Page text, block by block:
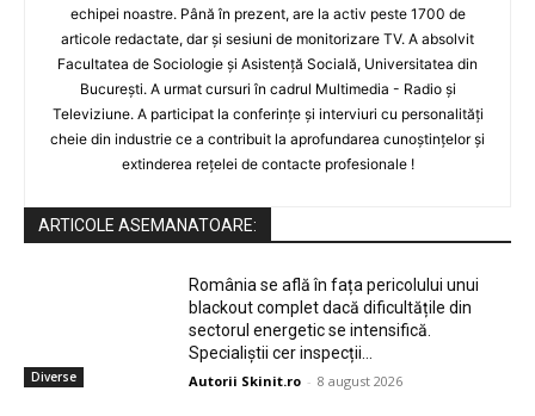
echipei noastre. Până în prezent, are la activ peste 1700 de
articole redactate, dar și sesiuni de monitorizare TV. A absolvit
Facultatea de Sociologie și Asistență Socială, Universitatea din
București. A urmat cursuri în cadrul Multimedia - Radio și
Televiziune. A participat la conferințe și interviuri cu personalități
cheie din industrie ce a contribuit la aprofundarea cunoștințelor și
extinderea rețelei de contacte profesionale !
ARTICOLE ASEMANATOARE:
Diverse
România se află în fața pericolului unui
blackout complet dacă dificultățile din
sectorul energetic se intensifică.
Specialiștii cer inspecții…
Autorii Skinit.ro - 8 august 2026